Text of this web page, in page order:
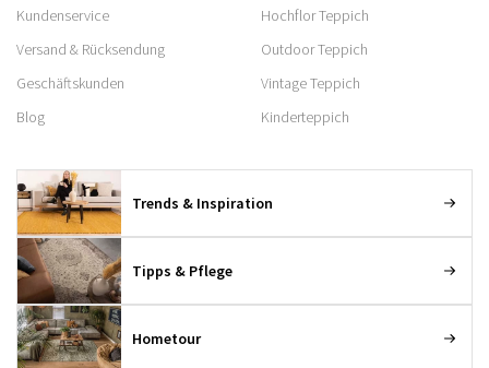
Kundenservice
Versand & Rücksendung
Geschäftskunden
Blog
Hochflor Teppich
Outdoor Teppich
Vintage Teppich
Kinderteppich
Trends & Inspiration
Tipps & Pflege
Hometour